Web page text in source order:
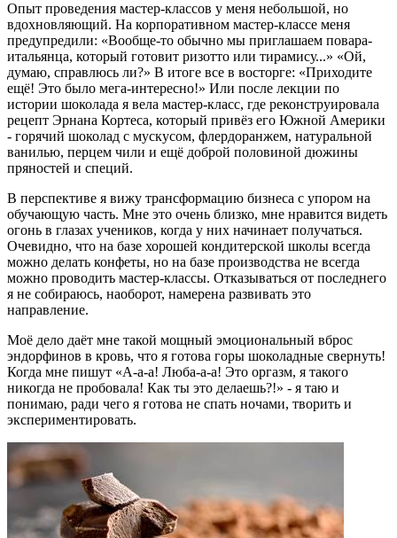
Опыт проведения мастер-классов у меня небольшой, но
вдохновляющий. На корпоративном мастер-классе меня
предупредили: «Вообще-то обычно мы приглашаем повара-
итальянца, который готовит ризотто или тирамису...» «Ой,
думаю, справлюсь ли?» В итоге все в восторге: «Приходите
ещё! Это было мега-интересно!» Или после лекции по
истории шоколада я вела мастер-класс, где реконструировала
рецепт Эрнана Кортеса, который привёз его Южной Америки
- горячий шоколад с мускусом, флердоранжем, натуральной
ванилью, перцем чили и ещё доброй половиной дюжины
пряностей и специй.
В перспективе я вижу трансформацию бизнеса с упором на
обучающую часть. Мне это очень близко, мне нравится видеть
огонь в глазах учеников, когда у них начинает получаться.
Очевидно, что на базе хорошей кондитерской школы всегда
можно делать конфеты, но на базе производства не всегда
можно проводить мастер-классы. Отказываться от последнего
я не собираюсь, наоборот, намерена развивать это
направление.
Моё дело даёт мне такой мощный эмоциональный вброс
эндорфинов в кровь, что я готова горы шоколадные свернуть!
Когда мне пишут «А-а-а! Люба-а-а! Это оргазм, я такого
никогда не пробовала! Как ты это делаешь?!» - я таю и
понимаю, ради чего я готова не спать ночами, творить и
экспериментировать.